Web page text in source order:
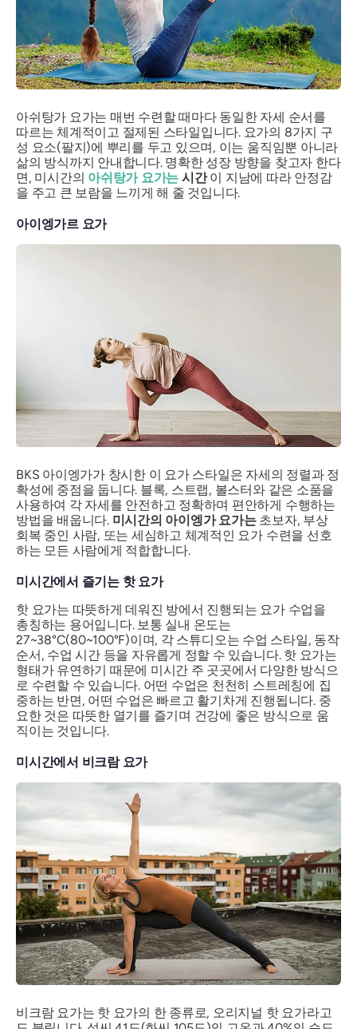
아쉬탕가 요가는 매번 수련할 때마다 동일한 자세 순서를
따르는 체계적이고 절제된 스타일입니다. 요가의 8가지 구
성 요소(팔지)에 뿌리를 두고 있으며, 이는 움직임뿐 아니라
삶의 방식까지 안내합니다. 명확한 성장 방향을 찾고자 한다
면, 미시간의 아쉬탕가 요가는 시간이 지남에 따라 안정감
을 주고 큰 보람을 느끼게 해 줄 것입니다.
아이엥가르 요가
BKS 아이엥가가 창시한 이 요가 스타일은 자세의 정렬과 정
확성에 중점을 둡니다. 블록, 스트랩, 볼스터와 같은 소품을
사용하여 각 자세를 안전하고 정확하며 편안하게 수행하는
방법을 배웁니다. 미시간의 아이엥가 요가는초보자, 부상
회복 중인 사람, 또는 세심하고 체계적인 요가 수련을 선호
하는 모든 사람에게 적합합니다.
미시간에서 즐기는 핫 요가
핫 요가는 따뜻하게 데워진 방에서 진행되는 요가 수업을
총칭하는 용어입니다. 보통 실내 온도는
27~38°C(80~100°F)이며, 각 스튜디오는 수업 스타일, 동작
순서, 수업 시간 등을 자유롭게 정할 수 있습니다. 핫 요가는
형태가 유연하기 때문에 미시간 주 곳곳에서 다양한 방식으
로 수련할 수 있습니다. 어떤 수업은 천천히 스트레칭에 집
중하는 반면, 어떤 수업은 빠르고 활기차게 진행됩니다. 중
요한 것은 따뜻한 열기를 즐기며 건강에 좋은 방식으로 움
직이는 것입니다.
미시간에서 비크람 요가
비크람 요가는 핫 요가의 한 종류로, 오리지널 핫 요가라고